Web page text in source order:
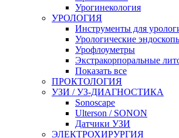
Урогинекология
УРОЛОГИЯ
Инструменты для
Урологические
Урофлоуметры
Экстракорпоральные
Показать все
ПРОКТОЛОГИЯ
УЗИ / УЗ-ДИАГНОСТИКА
Sonoscape
Ulterson / SONON
Датчики УЗИ
ЭЛЕКТРОХИРУРГИЯ